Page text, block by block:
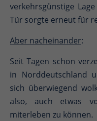
verkehrsgünstige
Tür sorgte erneut für
Aber nacheinander:
Seit Tagen schon
in Norddeutschland
sich überwiegend
also, auch etwas
miterleben zu können.